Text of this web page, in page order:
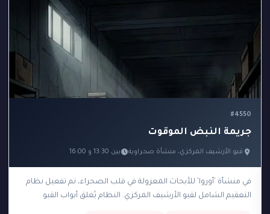
#4550
جريمة النبض الموقوت
قبو الأرشيف المركزي، منشأة صحراوية بين 13:30 و 16:00
في منشأة 'أوروا' للأبحاث المعزولة في قلب الصحراء، تم تفعيل نظام
التعقيم الشامل لقبو الأرشيف المركزي. النظام يُغلق أبواب القبو